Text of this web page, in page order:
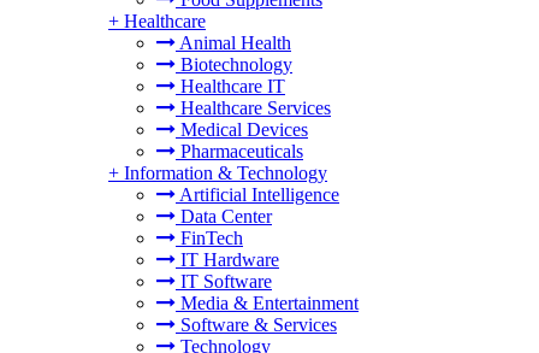
+ Healthcare
Animal Health
Biotechnology
Healthcare IT
Healthcare Services
Medical Devices
Pharmaceuticals
+ Information & Technology
Artificial Intelligence
Data Center
FinTech
IT Hardware
IT Software
Media & Entertainment
Software & Services
Technology